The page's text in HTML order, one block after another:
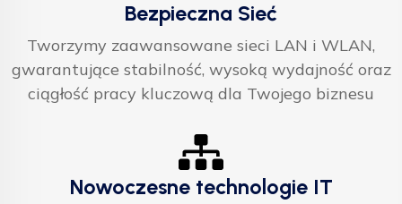
Bezpieczna Sieć
Tworzymy zaawansowane sieci LAN i WLAN,
gwarantujące stabilność, wysoką wydajność oraz
ciągłość pracy kluczową dla Twojego biznesu
Nowoczesne technologie IT